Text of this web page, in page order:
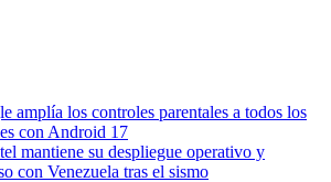
amplía los controles parentales a todos los
con Android 17
mantiene su despliegue operativo y
con Venezuela tras el sismo